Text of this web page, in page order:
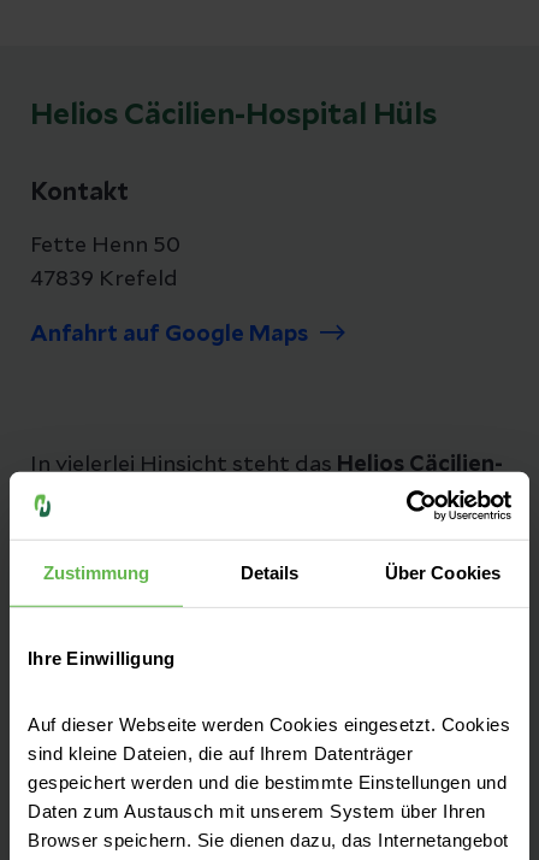
Zustimmung Details Über Cookies
Ihre Einwilligung
Auf dieser Webseite werden Cookies eingesetzt. Cookies
sind kleine Dateien, die auf Ihrem Datenträger
gespeichert werden und die bestimmte Einstellungen und
Daten zum Austausch mit unserem System über Ihren
Browser speichern. Sie dienen dazu, das Internetangebot
Helios Cäcilien-Hospital Hüls
Kontakt
Fette Henn 50
47839 Krefeld
Anfahrt auf Google Maps
In vielerlei Hinsicht steht das Helios Cäcilien-
Hospital Hüls
für eine wohnortnahe, gute
modernen Verfahren tragen wir für eine
individuelle und bestmögliche Behandlung je